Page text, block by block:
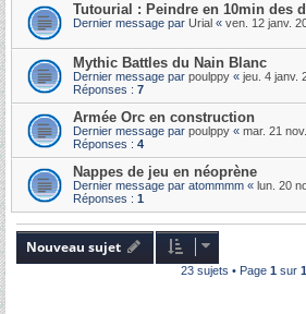
Tutourial : Peindre en 10min des
Dernier message par Urial « ven. 12 janv.
Mythic Battles du Nain Blanc
Dernier message par poulppy « jeu. 4 janv.
Réponses : 7
Armée Orc en construction
Dernier message par poulppy « mar. 21
Réponses : 4
Nappes de jeu en néoprène
Dernier message par atommmm « lun. 20
Réponses : 1
Nouveau sujet
23 sujets • Page 1 sur 1